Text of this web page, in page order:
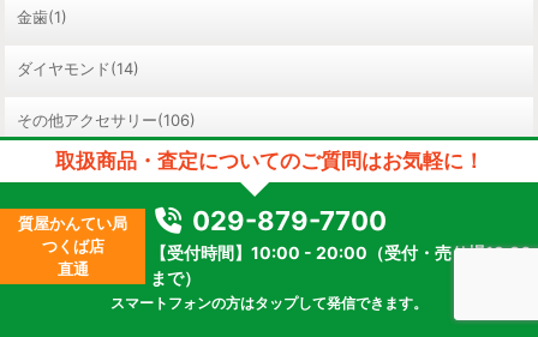
金歯(1)
ダイヤモンド(14)
その他アクセサリー(106)
その他買取商品
お酒(49)
取扱商品・査定についてのご質問はお気軽に！
質屋かんてい局
つくば店
直通
029-879-7700
【受付時間】10:00 - 20:00（受付・売り場19:30
まで）
スマートフォンの方はタップして発信できます。